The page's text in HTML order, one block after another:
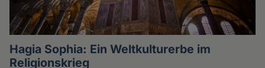
Hagia Sophia: Ein Weltkulturerbe im
Religionskrieg